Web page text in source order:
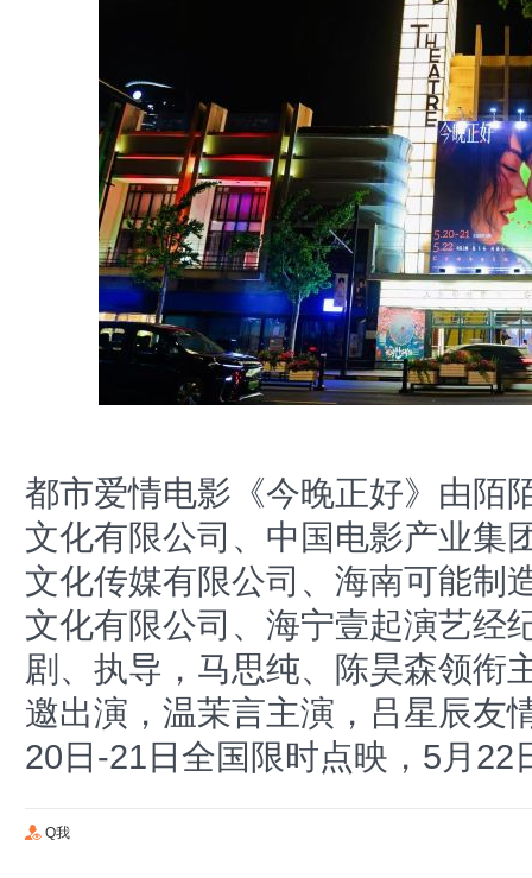
都市爱情电影《今晚正好》由陌
文化有限公司、中国电影产业集
文化传媒有限公司、海南可能制
文化有限公司、海宁壹起演艺经
剧、执导，马思纯、陈昊森领衔
邀出演，温茉言主演，吕星辰友
20日-21日全国限时点映，5月22
Q我